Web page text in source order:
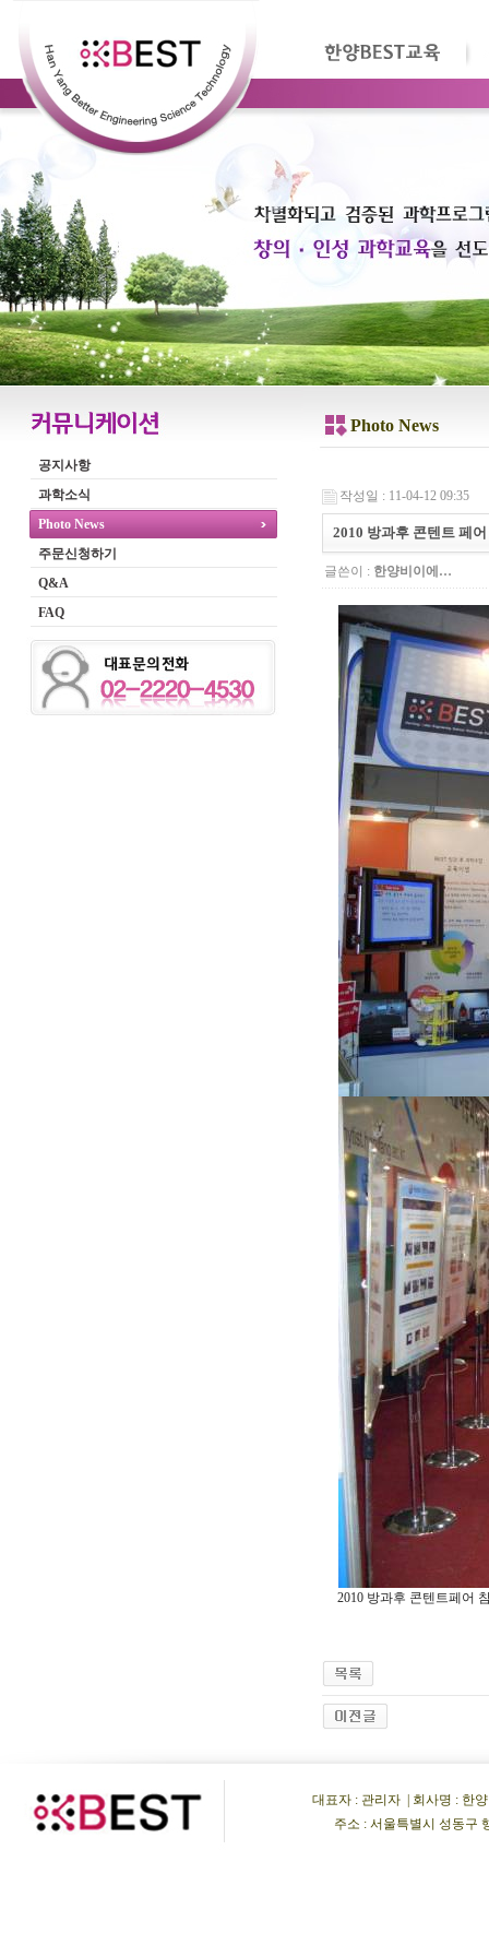
공지사항
과학소식
Photo News
주문신청하기
Q&A
FAQ
Photo News
작성일 : 11-04-12 09:35
2010 방과후 콘텐트 페
글쓴이 : 한양비이에…
2010 방과후 콘텐트페어
대표자 : 관리자 | 회사명 : 한양
주소 : 서울특별시 성동구